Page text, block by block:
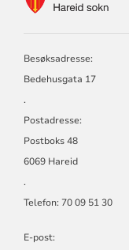
Besøksadresse:
Bedehusgata 17
.
Postadresse:
Postboks 48
6069 Hareid
.
Telefon: 70 09 51 30
E-post: